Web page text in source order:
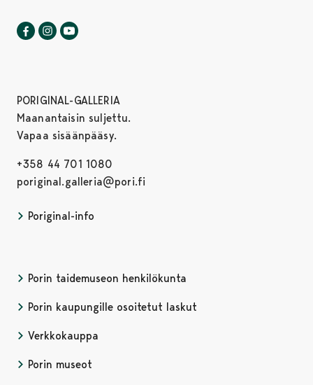
Porin taidemuseo Facebookissa
Avautuu uudessa välilehdessä
Porin taidemuseo Instagrammissa
Avautuu uudessa välilehdessä
PORIGINAL-GALLERIA
Maanantaisin suljettu.
Vapaa sisäänpääsy.
+358 44 701 1080
poriginal.galleria@pori.fi
Poriginal-info
Porin taidemuseon henkilökunta
Porin kaupungille osoitetut laskut
Verkkokauppa
Porin museot